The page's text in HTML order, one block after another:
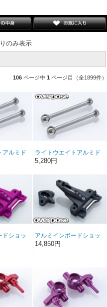
のみ表示
106 ページ中 1 ページ目（全1899件）
アルミド
(44mm,
ライトウエイトアルミド
ライブシャフト (43mm,
ン付属)
5,280円
ドショッ
GALMシ
アルミインボードショッ
クマウント (For GALMシ
リーズ/ブラック)
14,850円